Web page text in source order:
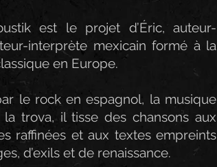
est le projet d’Éric, auteur-
interprète mexicain formé à la
en Europe.
le rock en espagnol, la musique
trova, il tisse des chansons aux
raffinées et aux textes empreints
d’exils et de renaissance.